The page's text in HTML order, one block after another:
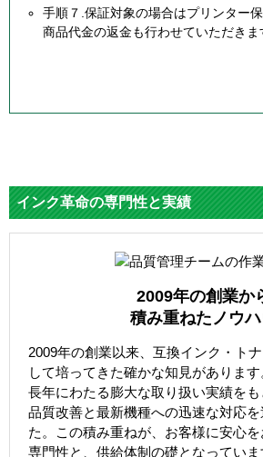
手順７.保証対象の場合はプリンター保
商品代金の返金も行わせていただきま
インク革命の専門性と実績
2009年の創業か
積み重ねたノウ
2009年の創業以来、互換インク・ト
して培ってきた確かな知見があります
長年にわたる膨大な取り扱い実績を
品質改善と最新機種への迅速な対応
た。この積み重ねが、お客様に安心
専門性と、供給体制の礎となっていま